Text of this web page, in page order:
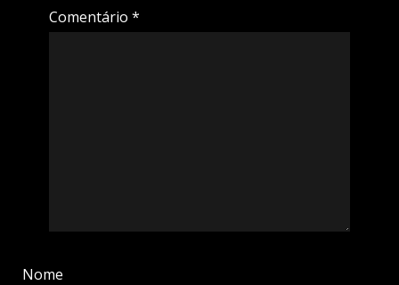
Comentário *
Nome